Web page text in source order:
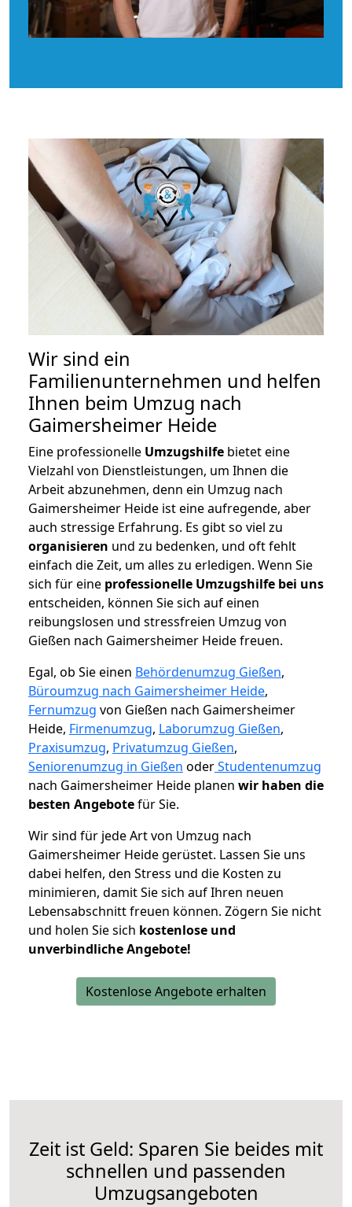
Wir sind ein
Familienunternehmen und helfen
Ihnen beim Umzug nach
Gaimersheimer Heide
Eine professionelle Umzugshilfe bietet eine
Vielzahl von Dienstleistungen, um Ihnen die
Arbeit abzunehmen, denn ein Umzug nach
Gaimersheimer Heide ist eine aufregende, aber
auch stressige Erfahrung. Es gibt so viel zu
organisieren und zu bedenken, und oft fehlt
einfach die Zeit, um alles zu erledigen. Wenn Sie
sich für eine professionelle Umzugshilfe bei uns
entscheiden, können Sie sich auf einen
reibungslosen und stressfreien Umzug von
Gießen nach Gaimersheimer Heide freuen.
Egal, ob Sie einen Behördenumzug Gießen,
Büroumzug nach Gaimersheimer Heide,
Fernumzug von Gießen nach Gaimersheimer
Heide, Firmenumzug, Laborumzug Gießen,
Praxisumzug, Privatumzug Gießen,
Seniorenumzug in Gießen oderStudentenumzug
nach Gaimersheimer Heide planen wir haben die
besten Angebotefür Sie.
Wir sind für jede Art von Umzug nach
Gaimersheimer Heide gerüstet. Lassen Sie uns
dabei helfen, den Stress und die Kosten zu
minimieren, damit Sie sich auf Ihren neuen
Lebensabschnitt freuen können. Zögern Sie nicht
und holen Sie sich kostenlose und
unverbindliche Angebote!
Kostenlose Angebote erhalten
Zeit ist Geld: Sparen Sie beides mit
schnellen und passenden
Umzugsangeboten